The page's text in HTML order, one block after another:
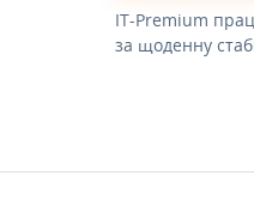
IT-Premium
за щоденну